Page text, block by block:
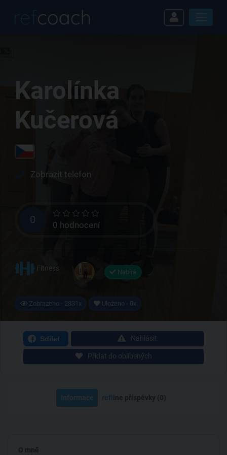
Karolínka
Kučerová
Zobrazit telefon
0 0 hodnocení
Fitness Nabírá
Zobrazeno - 2831x Uloženo - 0x
Nahlásit
Přidat do oblíbených
Sdílet
Informace ref line příspěvky (0)
O mně